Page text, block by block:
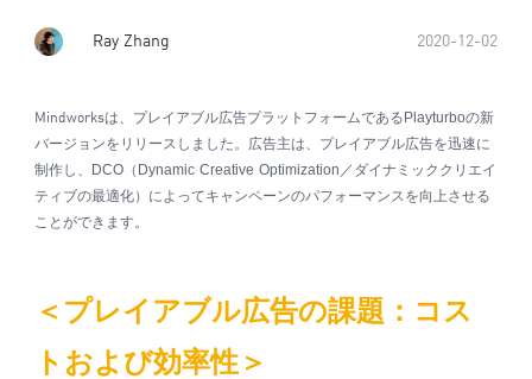
Ray Zhang 2020-12-02
Mindworksは、プレイアブル広告プラットフォームであるPlayturboの新
バージョンをリリースしました。広告主は、プレイアブル広告を迅速に
制作し、 DCO（ Dynamic Creative Optimization ／ダイナミッククリエイ
ティブの最適化）によってキャンペーンのパフォーマンスを向上させる
ことができます。
＜プレイアブル広告の課題：コス
トおよび効率性＞